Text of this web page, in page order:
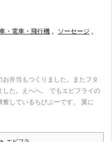
・電車・飛行機 , ソーセージ ,
弁当もつくりました。またフタ
た。えへへ。 でもエビフライの
しているちびぶーです。 翼に